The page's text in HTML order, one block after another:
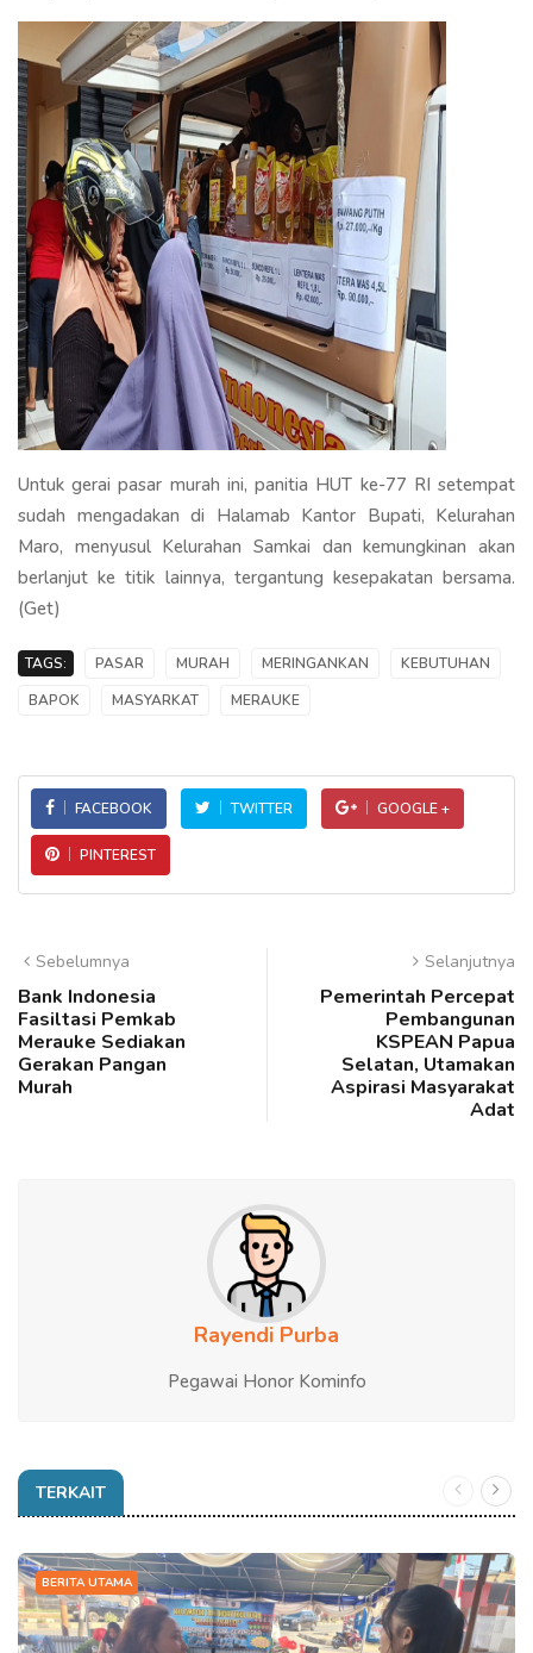
Untuk gerai pasar murah ini, panitia HUT ke-77 RI setempat
sudah mengadakan di Halamab Kantor Bupati, Kelurahan
Maro, menyusul Kelurahan Samkai dan kemungkinan akan
berlanjut ke titik lainnya, tergantung kesepakatan bersama.
(Get)
TAGS: PASAR MURAH MERINGANKAN
KEBUTUHAN
BAPOK
MASYARKAT MERAUKE
FACEBOOK TWITTER GOOGLE +
PINTEREST
Sebelumnya
Bank Indonesia
Fasiltasi Pemkab
Merauke Sediakan
Gerakan Pangan
Murah
Selanjutnya
Pemerintah Percepat
Pembangunan
KSPEAN Papua
Selatan, Utamakan
Aspirasi Masyarakat
Adat
Rayendi Purba
Pegawai Honor Kominfo
TERKAIT
BERITA UTAMA